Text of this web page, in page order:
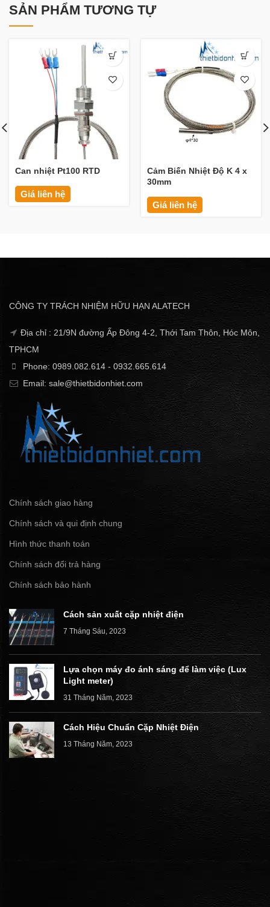
SẢN PHẨM TƯƠNG TỰ
Can nhiệt Pt100 RTD
Giá liên hệ
Cảm Biến Nhiệt Độ K 4 x
30mm
Giá liên hệ
CÔNG TY TRÁCH NHIỆM HỮU HẠN ALATECH
Địa chỉ : 21/9N đường Ấp Đông 4-2, Thới Tam Thôn, Hóc Môn,
TPHCM
Phone: 0989.082.614 - 0932.665.614
Email: sale@thietbidonhiet.com
Chính sách giao hàng
Chính sách và qui định chung
Hình thức thanh toán
Chính sách đổi trả hàng
Chính sách bảo hành
Cách sản xuất cặp nhiệt điện
7 Tháng Sáu, 2023
Lựa chọn máy đo ánh sáng để làm việc (Lux
Light meter)
31 Tháng Năm, 2023
Cách Hiệu Chuẩn Cặp Nhiệt Điện
13 Tháng Năm, 2023